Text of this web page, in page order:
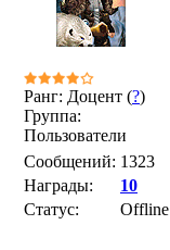
Ранг: Доцент (?)
Группа:
Пользователи
Сообщений: 1323
Награды:
10
Статус:
Offline